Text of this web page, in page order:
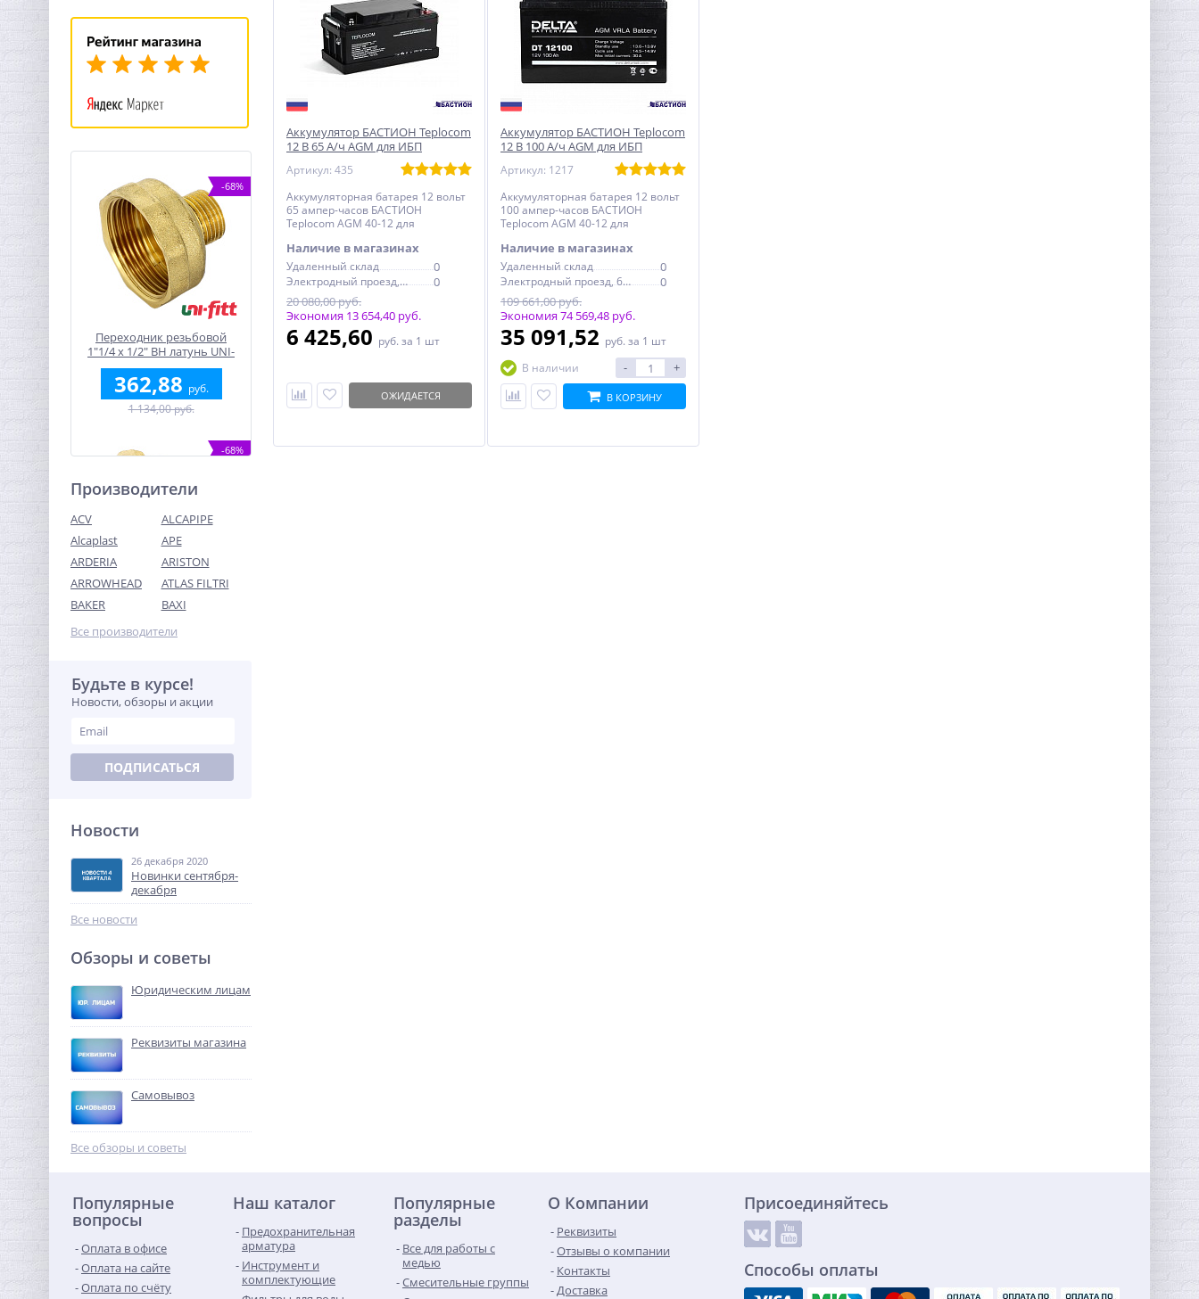
-68%
Переходник резьбовой
1"1/4 x 1/2" ВН латунь UNI-
FITT
362,88 руб.
1 134,00 руб.
-68%
Переходник резьбовой 1"
x 1/2" ВН латунь UNI-FITT
202,88
Муфта редукция 1"1/4 x 1"
(ВР) латунь UNI-FITT
458,24
Футорка редукционная 1" x
3/4" НВ латунь UNI-FITT
489,00 руб.
-68%
Производители
ACV
ALCAPIPE
Alcaplast
APE
ARDERIA
ARISTON
ARROWHEAD
ATLAS FILTRI
BAKER
BAXI
Все производители
Будьте в курсе!
Новости, обзоры и акции
ПОДПИСАТЬСЯ
Новости
26 декабря 2020
Новинки сентября-
декабря
Все новости
Обзоры и советы
Юридическим лицам
Реквизиты магазина
Самовывоз
Все обзоры и советы
Аккумулятор БАСТИОН Teplocom
12 В 65 A/ч AGM для ИБП
Артикул: 435
Аккумуляторная батарея 12 вольт
65 ампер-часов БАСТИОН
Teplocom AGM 40-12 для
Наличие в магазинах
Удаленный склад 0
Электродный проезд, 6с1
0
20 080,00 руб.
Экономия 13 654,40 руб.
6 425,60 руб. за 1 шт
ОЖИДАЕТСЯ
Аккумулятор БАСТИОН Teplocom
12 В 100 A/ч AGM для ИБП
Артикул: 1217
Аккумуляторная батарея 12 вольт
100 ампер-часов БАСТИОН
Teplocom AGM 40-12 для
Наличие в магазинах
Удаленный склад 0
Электродный проезд, 6с1
0
109 661,00 руб.
Экономия 74 569,48 руб.
35 091,52 руб. за 1 шт
В наличии
- +
В КОРЗИНУ
Популярные
вопросы
Оплата в офисе
Оплата на сайте
Оплата по счёту
Наш каталог
Предохранительная
арматура
Инструмент и
комплектующие
Популярные
разделы
Все для работы с
медью
Смесительные группы
О Компании
Реквизиты
Отзывы о компании
Контакты
Доставка
Присоединяйтесь
Способы оплаты